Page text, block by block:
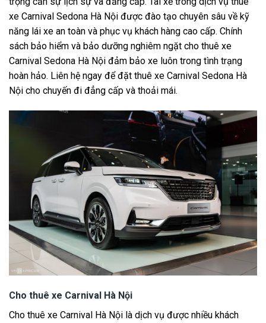
xe Carnival Sedona Hà Nội được đào tạo chuyên sâu về kỹ
năng lái xe an toàn và phục vụ khách hàng cao cấp. Chính
sách bảo hiểm và bảo dưỡng nghiêm ngặt cho thuê xe
Carnival Sedona Hà Nội đảm bảo xe luôn trong tình trạng
hoàn hảo. Liên hệ ngay để đặt thuê xe Carnival Sedona Hà
Nội cho chuyến đi đẳng cấp và thoải mái.
Cho thuê xe Carnival Hà Nội
Cho thuê xe Carnival Hà Nội là dịch vụ được nhiều khách